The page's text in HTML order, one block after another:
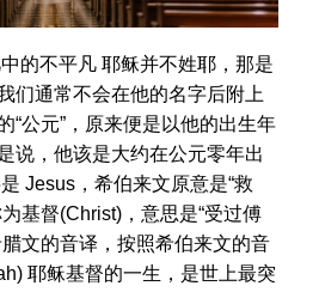
的不平凡 耶稣并不姓耶，那是
们通常不会在他的名字后附上
“公元”，原来便是以他的出生年
说，他该是大约在公元零年出
Jesus，希伯来文原意是“救
基督(Christ)，意思是“受过傅
文的音译，按照希伯来文的音
耶稣基督的一生，是世上最突